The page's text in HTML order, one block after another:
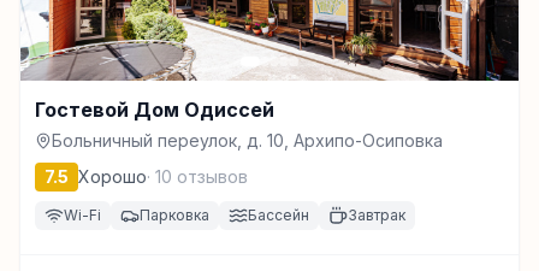
Гостевой Дом Одиссей
Больничный переулок, д. 10, Архипо-Осиповка
7.5 Хорошо· 10 отзывов
Wi-Fi Парковка Бассейн Завтрак